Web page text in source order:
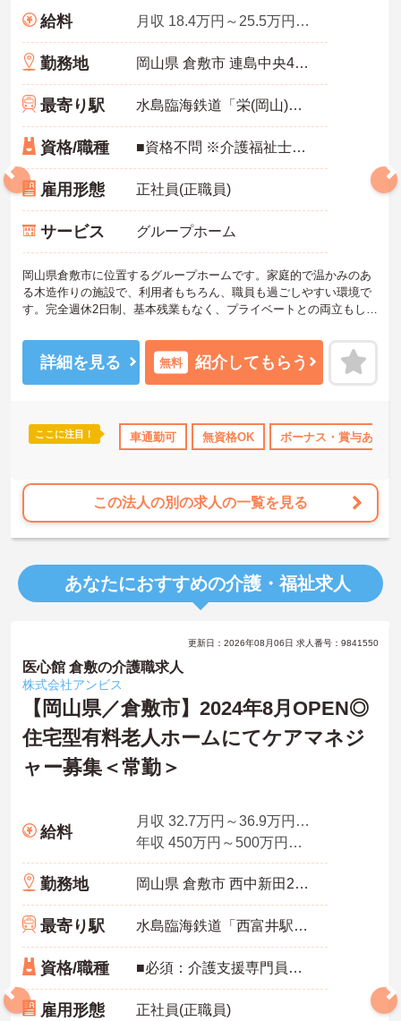
退職金制度あり
給料 月収 18.4万円～25.5万円程度（諸手当込）
勤務地 岡山県 倉敷市 連島中央4丁目10-13
最寄り駅 水島臨海鉄道「栄(岡山)駅」バス・車15分
資格/職種 ■資格不問 ※介護福祉士資格／あれば尚可 ■介護職経験優遇
雇用形態 正社員(正職員)
サービス グループホーム
岡山県倉敷市に位置するグループホームです。家庭的で温かみのあ
る木造作りの施設で、利用者もちろん、職員も過ごしやすい環境で
す。完全週休2日制、基本残業もなく、プライベートとの両立もしや
細をお話しいたしますのでお気軽にご相談ください！
詳細を見る 無料 紹介してもらう
ここに注目！ 車通勤可 無資格OK ボーナス・賞与あり
この法人の別の求人の一覧を見る
あなたにおすすめの介護・福祉求人
更新日：2026年08月06日 求人番号：9841550
医心館 倉敷の介護職求人
株式会社アンビス
【岡山県／倉敷市】2024年8月OPEN◎
住宅型有料老人ホームにてケアマネジ
ャー募集＜常勤＞
給料
月収 32.7万円～36.9万円程度 諸手当込
年収 450万円～500万円程度 ※想定年収
勤務地 岡山県 倉敷市 西中新田25-3
最寄り駅 水島臨海鉄道「西富井駅」バス・車4分
資格/職種 ■必須：介護支援専門員（ケアマネジャー）資格 ■歓迎：主任介護支援専門員（主任ケアマネジャー）資格
雇用形態 正社員(正職員)